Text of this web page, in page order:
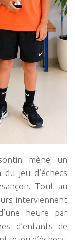
mène un
jeu d’échecs
Tout au
interviennent
heure par
d’enfants de